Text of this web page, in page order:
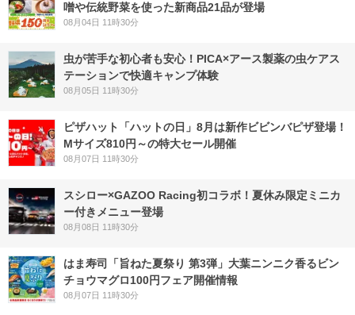
噌や伝統野菜を使った新商品21品が登場
08月04日 11時30分
虫が苦手な初心者も安心！PICA×アース製薬の虫ケアス
テーションで快適キャンプ体験
08月05日 11時30分
ピザハット「ハットの日」8月は新作ビビンバピザ登場！
Mサイズ810円～の特大セール開催
08月07日 11時30分
スシロー×GAZOO Racing初コラボ！夏休み限定ミニカ
ー付きメニュー登場
08月08日 11時30分
はま寿司「旨ねた夏祭り 第3弾」大葉ニンニク香るビン
チョウマグロ100円フェア開催情報
08月07日 11時30分